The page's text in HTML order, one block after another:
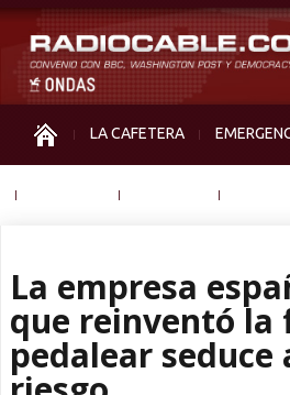
LA CAFETERA
La empresa
que reinventó la
pedalear seduce